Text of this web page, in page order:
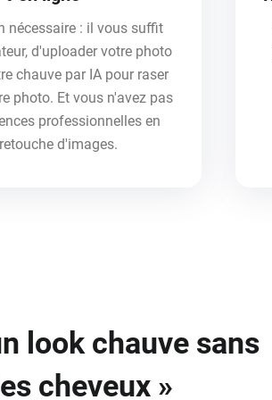
nécessaire : il vous suffit
d'uploader votre photo
chauve par IA pour raser
photo. Et vous n'avez pas
professionnelles en
d'images.
look chauve sans
cheveux »